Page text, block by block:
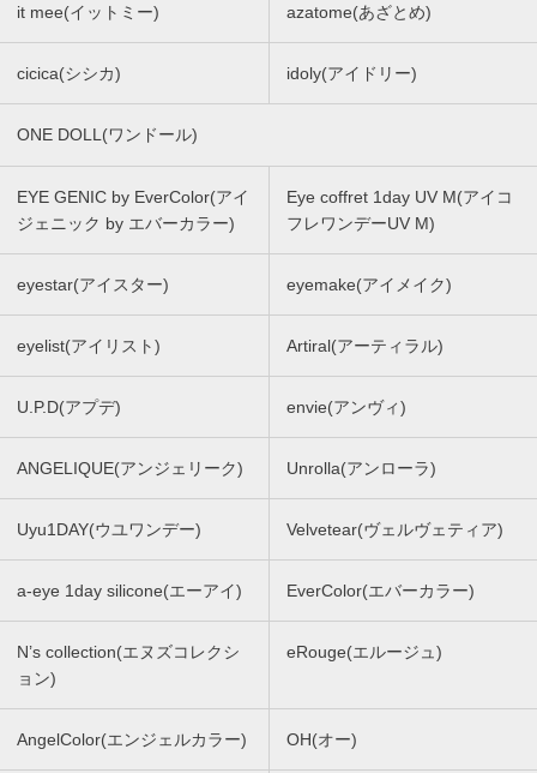
it mee(イットミー) azatome(あざとめ)
cicica(シシカ) idoly(アイドリー)
ONE DOLL(ワンドール)
EYE GENIC by EverColor(アイ
ジェニック by エバーカラー)
Eye coffret 1day UV M(アイコ
フレワンデーUV M)
eyestar(アイスター) eyemake(アイメイク)
eyelist(アイリスト) Artiral(アーティラル)
U.P.D(アプデ) envie(アンヴィ)
ANGELIQUE(アンジェリーク) Unrolla(アンローラ)
Uyu1DAY(ウユワンデー) Velvetear(ヴェルヴェティア)
a-eye 1day silicone(エーアイ) EverColor(エバーカラー)
N’s collection(エヌズコレクシ
ョン)
eRouge(エルージュ)
AngelColor(エンジェルカラー) OH(オー)